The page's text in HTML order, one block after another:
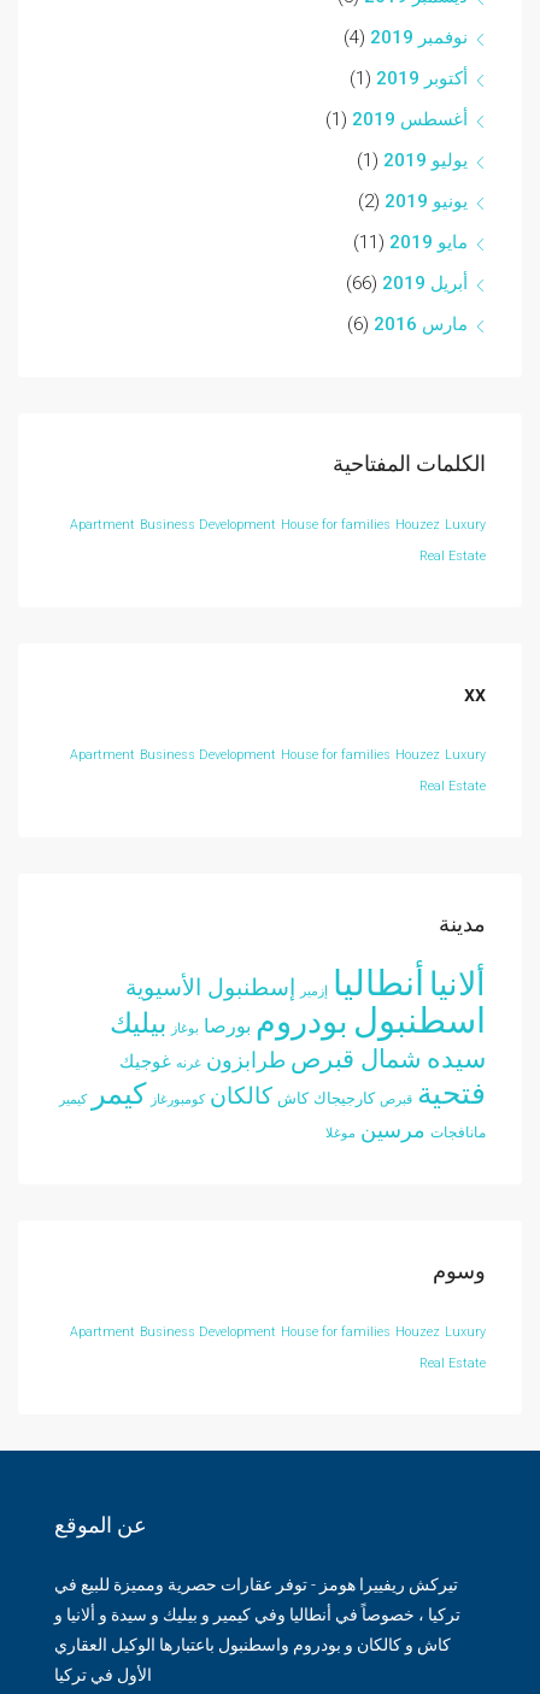
نوفمبر 2019
(4)
أكتوبر 2019
(1)
أغسطس 2019
(1)
يوليو 2019
(1)
يونيو 2019
(2)
مايو 2019
(11)
أبريل 2019
(66)
مارس 2016
(6)
الكلمات المفتاحية
Apartment Business Development House for families Houzez Luxury
Real Estate
xx
Apartment Business Development House for families Houzez Luxury
Real Estate
مدينة
ألانيا أنطاليا إزمير إسطنبول الأسيوية
اسطنبول بودروم بورصا بوغاز بيليك
سيده شمال قبرص طرابزون غرنه غوجيك
فتحية قبرص كارجيجاك كاش كالكان كومبورغاز كيمر كيمير
مانافجات مرسين موغلا
وسوم
Apartment Business Development House for families Houzez Luxury
Real Estate
عن الموقع
تيركش ريفييرا هومز - توفر عقارات حصرية ومميزة للبيع في
تركيا ، خصوصاً في أنطاليا وفي كيمير و بيليك و سيدة و ألانيا و
كاش و كالكان و بودروم واسطنبول باعتبارها الوكيل العقاري
الأول في تركيا